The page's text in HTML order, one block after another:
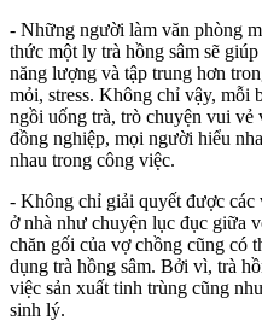
- Những người làm văn phòng
thức một ly trà hồng sâm sẽ
năng lượng và tập trung hơn
mỏi, stress. Không chỉ vậy, mỗi
ngồi uống trà, trò chuyện vui vẻ
đồng nghiệp, mọi người hiểu
nhau trong công việc.
- Không chỉ giải quyết được các
ở nhà như chuyện lục đục giữa
chăn gối của vợ chồng cũng có
dụng trà hồng sâm. Bởi vì, trà
việc sản xuất tinh trùng cũng
sinh lý.